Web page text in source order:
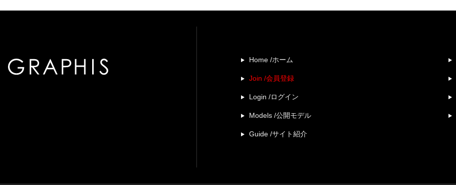
Home /ホーム
Join /会員登録
Login /ログイン
Models /公開モデル
Guide /サイト紹介